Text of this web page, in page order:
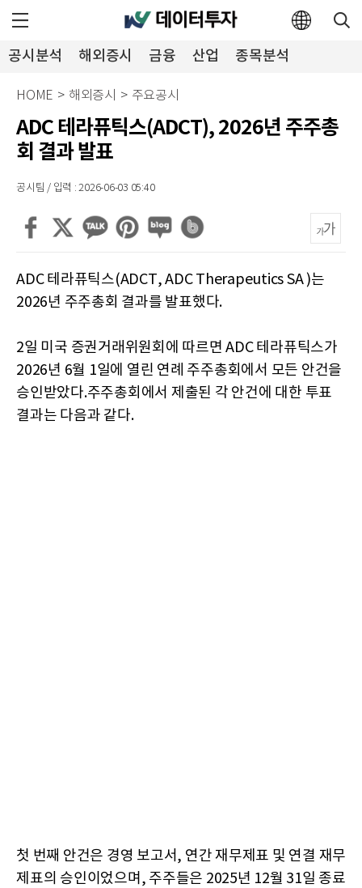
공시분석 해외증시 금융 산업
종목분석
투자뉴스
HOME > 해외증시 > 주요공시
ADC 테라퓨틱스(ADCT), 2026년 주주총
회 결과 발표
공시팀 / 입력 : 2026-06-03 05:40
ADC 테라퓨틱스(ADCT, ADC Therapeutics SA )는
2026년 주주총회 결과를 발표했다.
2일 미국 증권거래위원회에 따르면 ADC 테라퓨틱스가
2026년 6월 1일에 열린 연례 주주총회에서 모든 안건을
승인받았다.주주총회에서 제출된 각 안건에 대한 투표
결과는 다음과 같다.
첫 번째 안건은 경영 보고서, 연간 재무제표 및 연결 재무
제표의 승인이었으며, 주주들은 2025년 12월 31일 종료